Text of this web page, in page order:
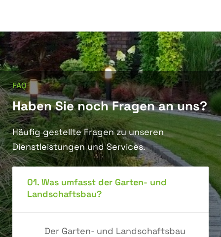
FAQ
Haben Sie noch Fragen an uns?
Häufig gestellte Fragen zu unseren
Dienstleistungen und Services.
01. Was umfasst der Garten- und
Landschaftsbau?
Der Garten- und Landschaftsbau